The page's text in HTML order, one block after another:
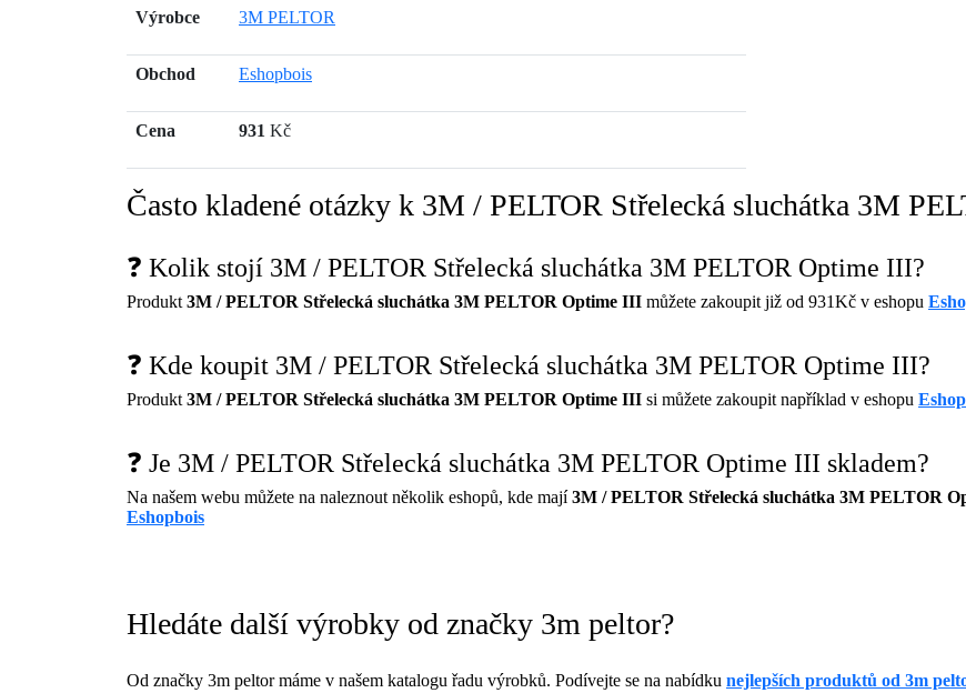
Výrobce 3M PELTOR
Obchod Eshopbois
Cena 931 Kč
Často kladené otázky k 3M / PELTOR Střelecká sluchátka 3M
❓ Kolik stojí 3M / PELTOR Střelecká sluchátka 3M PELTOR Optime III?
Produkt 3M / PELTOR Střelecká sluchátka 3M PELTOR Optime III můžete zakoupit již od 931Kč v eshopu
❓ Kde koupit 3M / PELTOR Střelecká sluchátka 3M PELTOR Optime III?
Produkt 3M / PELTOR Střelecká sluchátka 3M PELTOR Optime III si můžete zakoupit například v eshopu
❓ Je 3M / PELTOR Střelecká sluchátka 3M PELTOR Optime III skladem?
Na našem webu můžete na naleznout několik eshopů, kde mají3M / PELTOR Střelecká sluchátka 3M PELTOR
Eshopbois
Hledáte další výrobky od značky 3m peltor?
Od značky 3m peltor máme v našem katalogu řadu výrobků. Podívejte se na nabídku nejlepších produktů od 3m